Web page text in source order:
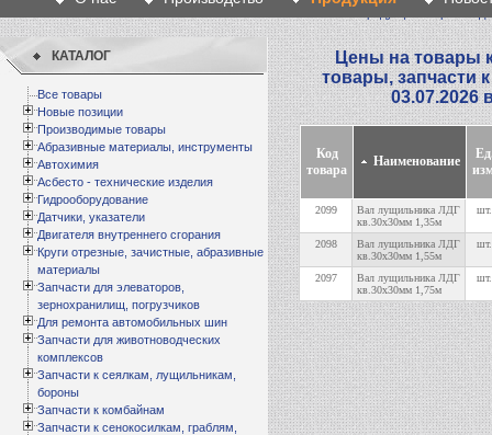
КАТАЛОГ
Все товары
Новые позиции
Производимые товары
Абразивные материалы, инструменты
Автохимия
Асбесто - технические изделия
Гидрооборудование
Датчики, указатели
Двигателя внутреннего сгорания
Круги отрезные, зачистные, абразивные
материалы
Запчасти для элеваторов,
зернохранилищ, погрузчиков
Для ремонта автомобильных шин
Запчасти для животноводческих
комплексов
Запчасти к сеялкам, лущильникам,
бороны
Запчасти к комбайнам
Запчасти к сенокосилкам, граблям,
Цены на товары
товары, запчасти
03.07.2026
Код
товара
Наименование
2099
Вал лущильника ЛДГ
кв.30х30мм 1,35м
шт.
2098
Вал лущильника ЛДГ
кв.30х30мм 1,55м
шт.
2097
Вал лущильника ЛДГ
кв.30х30мм 1,75м
шт.